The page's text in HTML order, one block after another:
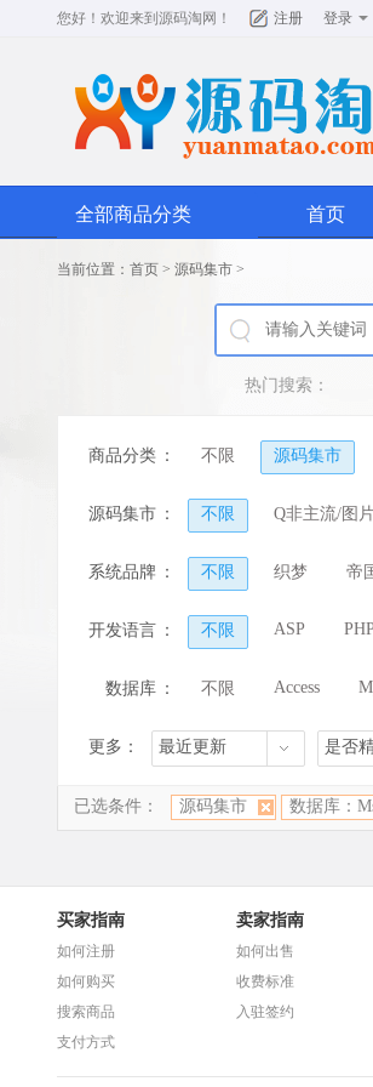
您好！欢迎来到 源码淘网 ！ 注册 登录
全部商品分类 首页
当前位置： 首页 > 源码集市 >
热门搜索：
商品分类 ： 不限 源码集市
源码集市 ： 不限 Q非主流/图
HTML5模板
学校/教育/人才
汽车/二手/车行
系统品牌 ： 不限 织梦 帝
开发语言 ： 不限 ASP PHP
数据库 ： 不限 Access
更多： 最近更新 是否
已选条件： 源码集市 数据库：
买家指南
如何注册
如何购买
搜索商品
支付方式
卖家指南
如何出售
收费标准
入驻签约